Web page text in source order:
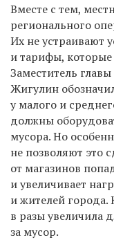
Вместе с тем,
регионального
Их не устраивают
и тарифы,
Заместитель
Жигулин
у малого и
должны
мусора. Но
не позволяют это
от магазинов
и увеличивает
и жителей города.
в разы увеличила
за мусор.